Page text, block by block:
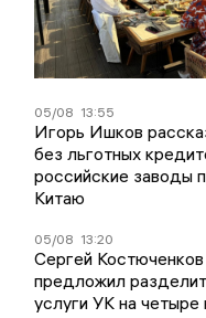
05/08 13:55
Игорь Ишков
без льготных
российские заводы
Китаю
05/08 13:20
Сергей Костюченков
предложил
услуги УК на четыре